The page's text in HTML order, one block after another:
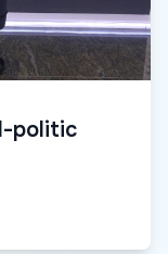
politic